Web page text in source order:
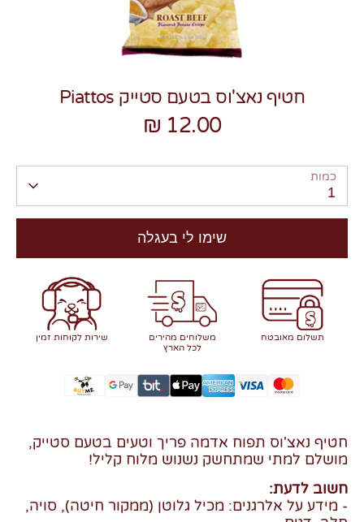
חטיף נאצ'וס בטעם סטייק Piattos
12.00 ₪
כמות
1
שימו לי בעגלה
תשלום מאובטח
משלוחים מהירים
לכל הארץ
שירות לקוחות זמין
חטיף נאצ'וס תפוח אדמה פריך וטעים בטעם סטייק,
מושלם למתי שמתחשק נשנוש מלוח קליל!
חשוב לדעת:
- מידע על אלרגנים: מכיל גלוטן (ממקור חיטה), סויה,